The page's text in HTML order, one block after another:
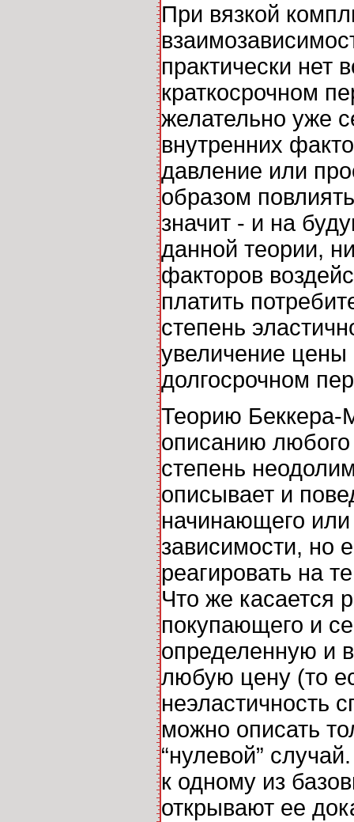
При вязкой
практически нет
краткосрочном
желательно уже
внутренних
давление или
образом
значит - и на
данной теории,
факторов
платить
степень
увеличение цены
долгосрочном
Теорию Беккера-
описанию любого
степень
описывает и
начинающего или
зависимости, но
реагировать на
Что же касается
покупающего и
определенную и
любую цену (то
неэластичность
можно описать
“нулевой”
к одному из
открывают ее